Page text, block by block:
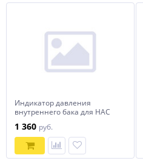
Индикатор давления
внутреннего бака для HAC
horex, арт. № HZ 18.205.9
1 360 руб.